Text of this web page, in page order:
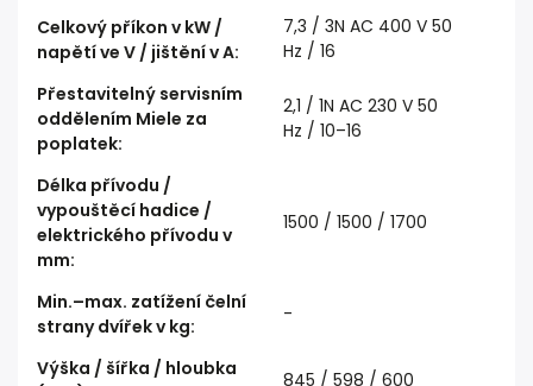
Celkový příkon v kW /
napětí ve V / jištění v A:
7,3 / 3N AC 400 V 50
Hz / 16
Přestavitelný servisním
oddělením Miele za
poplatek:
2,1 / 1N AC 230 V 50
Hz / 10–16
Délka přívodu /
vypouštěcí hadice /
elektrického přívodu v
mm:
1500 / 1500 / 1700
Min.–max. zatížení čelní
strany dvířek v kg:
-
Výška / šířka / hloubka
845 / 598 / 600